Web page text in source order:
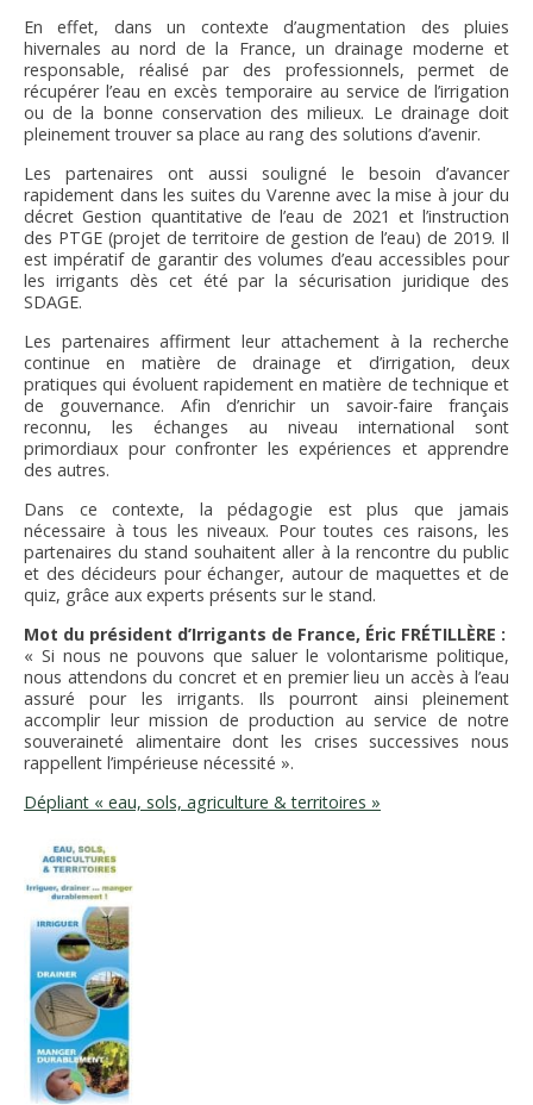
En effet, dans un contexte d’augmentation des pluies
hivernales au nord de la France, un drainage moderne et
responsable, réalisé par des professionnels, permet de
récupérer l’eau en excès temporaire au service de l’irrigation
ou de la bonne conservation des milieux. Le drainage doit
pleinement trouver sa place au rang des solutions d’avenir.
Les partenaires ont aussi souligné le besoin d’avancer
rapidement dans les suites du Varenne avec la mise à jour du
décretGestion quantitative de l’eau de 2021 et l’instruction
des PTGE (projet de territoire de gestion de l’eau) de 2019. Il
est impératif de garantir des volumes d’eau accessibles pour
les irrigants dès cet été par la sécurisation juridique des
SDAGE.
Les partenaires affirment leur attachement à la recherche
continue en matière de drainage et d’irrigation, deux
pratiques qui évoluent rapidement en matière de technique et
de gouvernance. Afin d’enrichir un savoir-faire français
reconnu, les échanges au niveau international sont
primordiaux pour confronter les expériences et apprendre
des autres.
Dans ce contexte, la pédagogie est plus que jamais
nécessaire à tous les niveaux. Pour toutes ces raisons, les
partenaires du stand souhaitent aller à la rencontre du public
et des décideurs pour échanger, autour de maquettes et de
quiz, grâce aux experts présents sur le stand.
Mot du président d’Irrigants de France, Éric FRÉTILLÈRE :
« Si nous ne pouvons que saluer le volontarisme politique,
nous attendons du concret et en premier lieu un accès à l’eau
assurépour les irrigants. Ils pourront ainsi pleinement
accomplir leur mission de production au service de notre
souveraineté alimentaire dont les crises successives nous
rappellent l’impérieuse nécessité ».
Dépliant « eau, sols, agriculture & territoires »